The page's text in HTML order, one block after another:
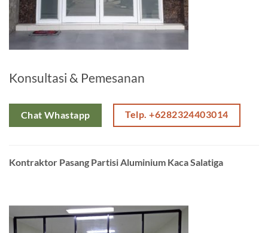
Konsultasi & Pemesanan
Chat Whastapp Telp. +6282324403014
Kontraktor Pasang Partisi Aluminium Kaca Salatiga